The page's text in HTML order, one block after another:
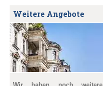
Weitere Angebote